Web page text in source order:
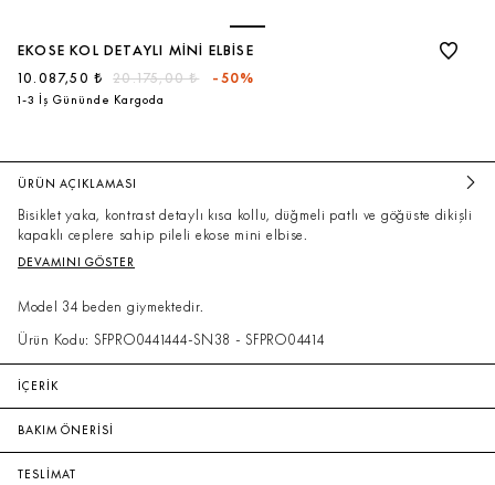
EKOSE KOL DETAYLI MINI ELBISE
20.175,00 ₺
10.087,50 ₺ -50%
1-3 İş Gününde Kargoda
ÜRÜN AÇIKLAMASI
Bisiklet yaka, kontrast detaylı kısa kollu, düğmeli patlı ve göğüste dikişli
kapaklı ceplere sahip pileli ekose mini elbise.
DEVAMINI GÖSTER
Model 34 beden giymektedir.
Ürün Kodu: SFPRO0441444-SN38 - SFPRO04414
İÇERİK
BAKIM ÖNERİSİ
TESLİMAT